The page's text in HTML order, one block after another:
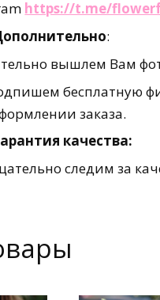
https://t.me/
:
вышлем Вам
бесплатную
заказа.
качества:
следим за